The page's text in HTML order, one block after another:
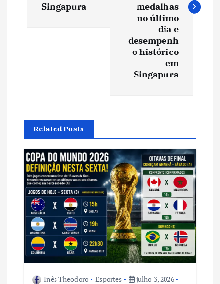
o
d
e
P
o
s
t
Singapura
medalhas
no último
dia e
desempenh
o histórico
em
Singapura
Related Posts
Inês Theodoro Esportes
julho 3, 2026